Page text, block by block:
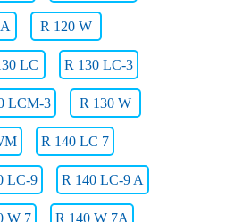
R 120 W
LC R 130 LC-3
LCM-3 R 130 W
R 140 LC 7
LC-9 R 140 LC-9 A
W 7 R 140 W 7A